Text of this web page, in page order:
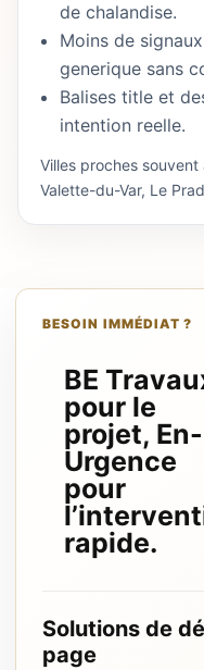
de chalandise.
Moins de
generique sans
Balises title et
intention reelle.
Villes proches souvent
Valette-du-Var, Le
BESOIN IMMÉDIAT ?
BE
pour le
projet, En-
Urgence
pour
rapide.
Solutions de
page